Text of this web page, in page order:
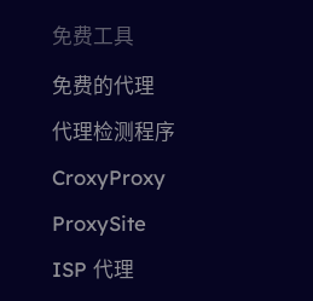
免费工具
免费的代理
代理检测程序
CroxyProxy
ProxySite
ISP 代理